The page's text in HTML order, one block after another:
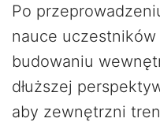
Po
nauce
budowaniu
dłuższej
aby zewnętrzni